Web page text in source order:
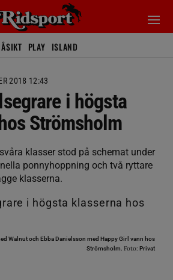
ÅSIKT PLAY ISLAND
2018 12:43
i högsta
Strömsholm
klasser stod på schemat under
ponnyhoppning och två ryttare
klasserna.
Walnut och Ebba Danielsson med Happy Girl vann hos
Strömsholm. Foto: Privat